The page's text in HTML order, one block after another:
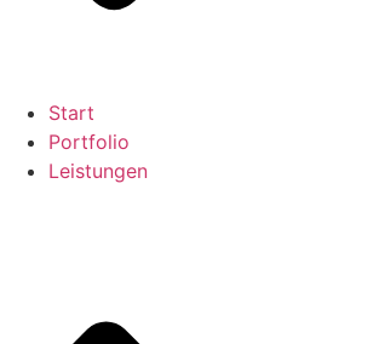
Start
Portfolio
Leistungen